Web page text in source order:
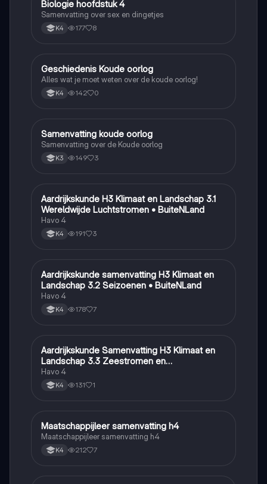
Biologie
Biologie hoofdstuk 4
Samenvatting over sex en dingetjes
K4 177 8
Geschiedenis
Geschiedenis Koude oorlog
Alles wat je moet weten over de koude oorlog!
K4 142 0
Geschiedenis
Samenvatting koude oorlog
Samenvatting over de Koude oorlog
K3 149 3
Aardrijkskunde
Aardrijkskunde H3 Klimaat en Landschap 3.1
Wereldwijde Luchtstromen • BuiteNLand
Havo 4
K4 191 3
Aardrijkskunde
Aardrijkskunde samenvatting H3 Klimaat en
Landschap 3.2 Seizoenen • BuiteNLand
Havo 4
K4 178 7
Aardrijkskunde
Aardrijkskunde Samenvatting H3 Klimaat en
Landschap 3.3 Zeestromen en
Klimaatgebieden • BuiteNLand
Havo 4
K4 131 1
Maatschappijleer
Maatschappijleer samenvatting h4
Maatschappijleer samenvatting h4
K4 212 7